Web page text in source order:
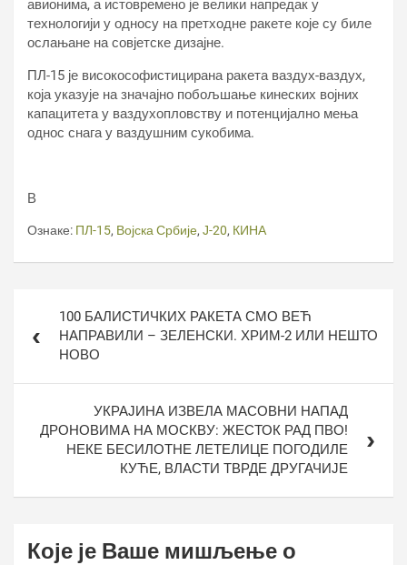
авионима, а истовремено је велики напредак у
технологији у односу на претходне ракете које су биле
ослањане на совјетске дизајне.
ПЛ-15 је високософистицирана ракета ваздух-ваздух,
која указује на значајно побољшање кинеских војних
капацитета у ваздухопловству и потенцијално мења
однос снага у ваздушним сукобима.
В
Ознаке: ПЛ-15, Војска Србије, Ј-20, КИНА
чланка100 БАЛИСТИЧКИХ РАКЕТА СМО ВЕЋ
НАПРАВИЛИ – ЗЕЛЕНСКИ. ХРИМ-2 ИЛИ НЕШТО
НОВО
УКРАЈИНА ИЗВЕЛА МАСОВНИ НАПАД
ДРОНОВИМА НА МОСКВУ: ЖЕСТОК РАД ПВО!
НЕКЕ БЕСИЛОТНЕ ЛЕТЕЛИЦЕ ПОГОДИЛЕ
КУЋЕ, ВЛАСТИ ТВРДЕ ДРУГАЧИЈЕ
Које је Ваше мишљење о